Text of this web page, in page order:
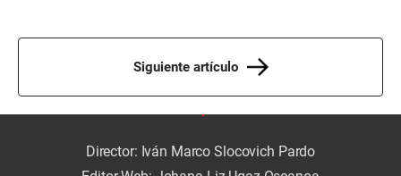
Siguiente artículo
Director: Iván Marco Slocovich Pardo